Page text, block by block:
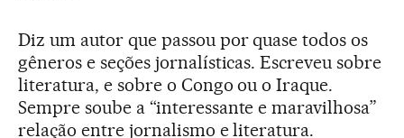
Diz um autor que passou por quase todos os
gêneros e seções jornalísticas. Escreveu sobre
literatura, e sobre o Congo ou o Iraque.
Sempre soube a “interessante e maravilhosa”
relação entre jornalismo e literatura.